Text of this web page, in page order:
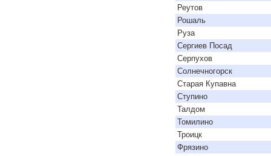
Реутов
Рошаль
Руза
Сергиев Посад
Серпухов
Солнечногорск
Старая Купавна
Ступино
Талдом
Томилино
Троицк
Фрязино